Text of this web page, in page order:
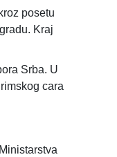
posetu
Kraj
Srba. U
cara